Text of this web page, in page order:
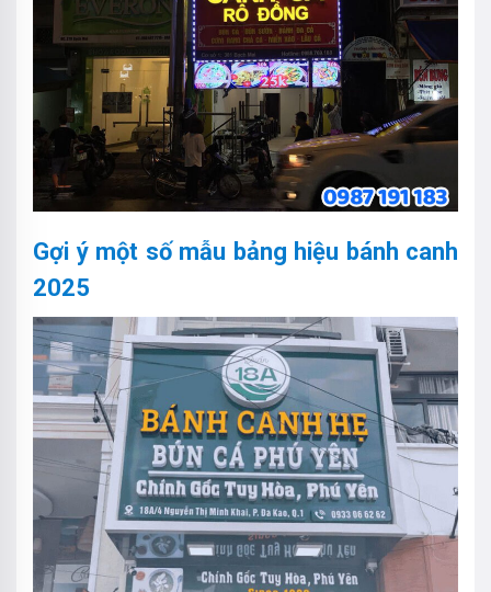
Gợi ý một số mẫu bảng hiệu bánh canh
2025